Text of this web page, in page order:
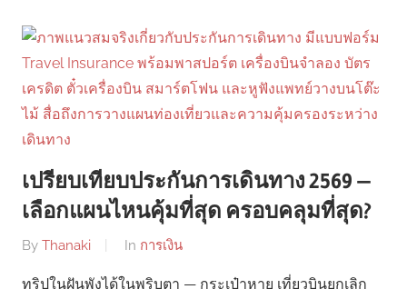
เปรียบเทียบประกันการเดินทาง 2569 —
เลือกแผนไหนคุ้มที่สุด ครอบคลุมที่สุด?
By Thanaki In การเงิน
ทริปในฝันพังได้ในพริบตา — กระเป๋าหาย เที่ยวบินยกเลิก